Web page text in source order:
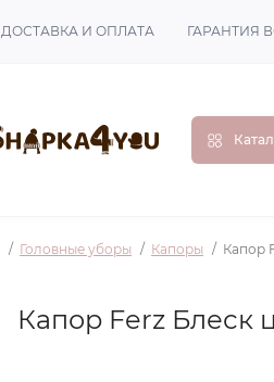
ДОСТАВКА И ОПЛАТА ГАРАНТИЯ
Головные уборы Капоры Капор
Капор Ferz Блеск